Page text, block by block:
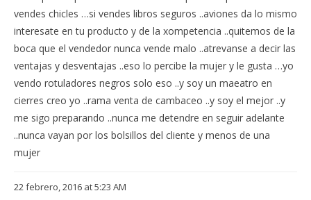
vendes chicles …si vendes libros seguros ..aviones da lo mismo
interesate en tu producto y de la xompetencia ..quitemos de la
boca que el vendedor nunca vende malo ..atrevanse a decir las
ventajas y desventajas ..eso lo percibe la mujer y le gusta …yo
vendo rotuladores negros solo eso ..y soy un maeatro en
cierres creo yo ..rama venta de cambaceo ..y soy el mejor ..y
me sigo preparando ..nunca me detendre en seguir adelante
..nunca vayan por los bolsillos del cliente y menos de una
mujer
22 febrero, 2016 at 5:23 AM